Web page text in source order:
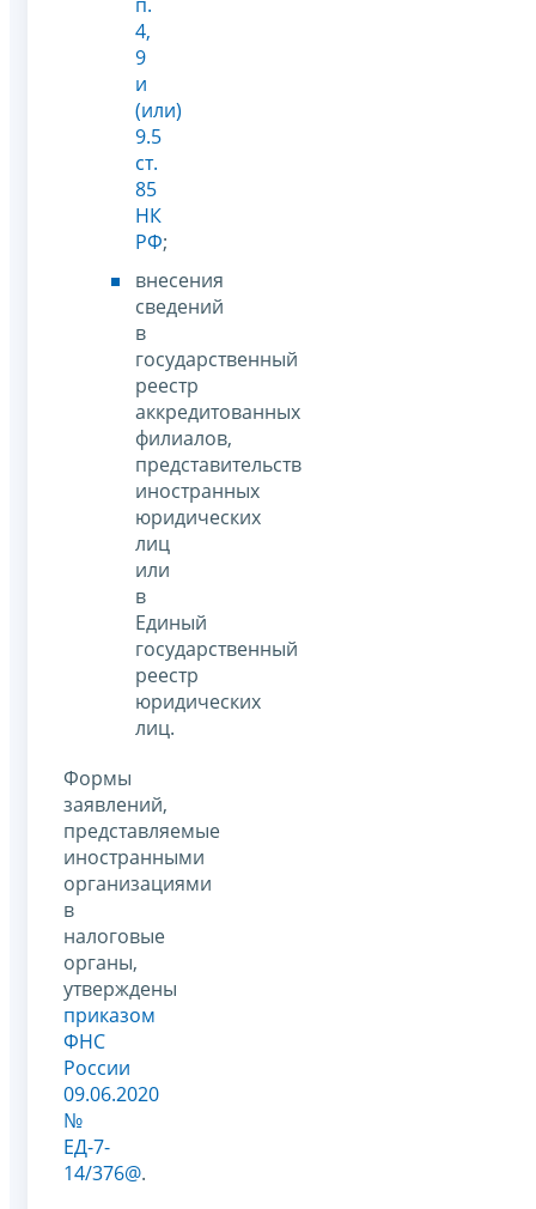
4,
9
и
(или)
9.5
ст.
85
НК
РФ;
внесения
сведений
в
государственный
реестр
аккредитованных
филиалов,
представительств
иностранных
юридических
лиц
или
в
Единый
государственный
реестр
юридических
лиц.
Формы
заявлений,
представляемые
иностранными
организациями
в
налоговые
органы,
утверждены
приказом
ФНС
России
09.06.2020
№
ЕД-7-
14/376@.